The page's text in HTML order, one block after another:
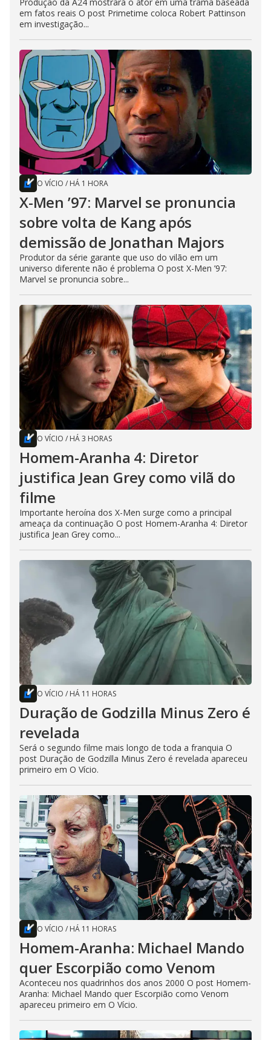
Produção da A24 mostrará o ator em uma trama baseada
em fatos reais O post Primetime coloca Robert Pattinson
em investigação...
O VÍCIO / HÁ 1 HORA
X-Men ’97: Marvel se pronuncia
sobre volta de Kang após
demissão de Jonathan Majors
Produtor da série garante que uso do vilão em um
universo diferente não é problema O post X-Men ’97:
Marvel se pronuncia sobre...
O VÍCIO / HÁ 3 HORAS
Homem-Aranha 4: Diretor
justifica Jean Grey como vilã do
filme
Importante heroína dos X-Men surge como a principal
ameaça da continuação O post Homem-Aranha 4: Diretor
justifica Jean Grey como...
O VÍCIO / HÁ 11 HORAS
Duração de Godzilla Minus Zero é
revelada
Será o segundo filme mais longo de toda a franquia O
post Duração de Godzilla Minus Zero é revelada apareceu
primeiro em O Vício.
O VÍCIO / HÁ 11 HORAS
Homem-Aranha: Michael Mando
quer Escorpião como Venom
Aconteceu nos quadrinhos dos anos 2000 O post Homem-
Aranha: Michael Mando quer Escorpião como Venom
apareceu primeiro em O Vício.